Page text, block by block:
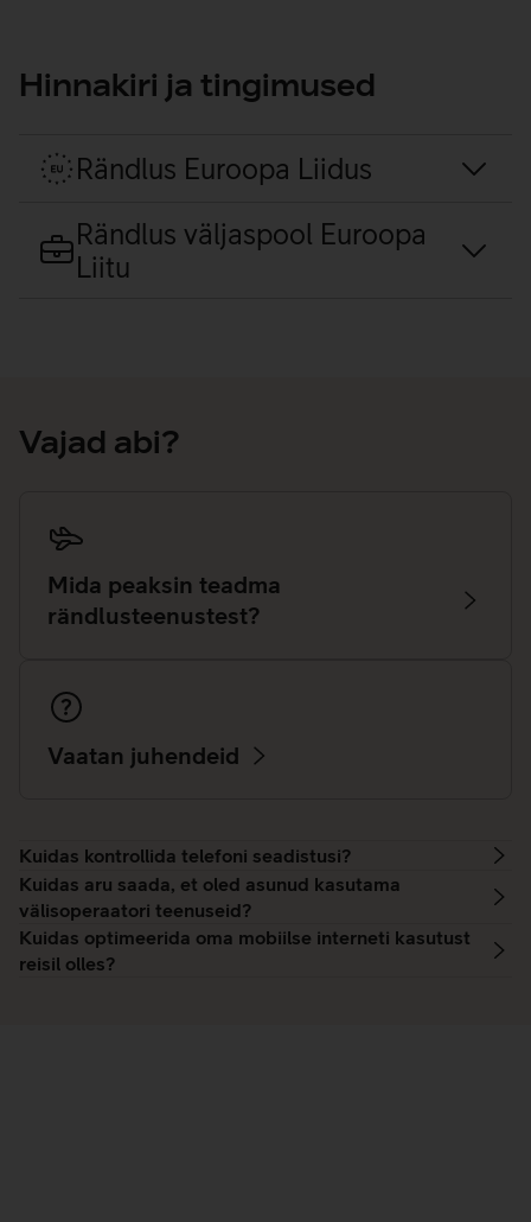
Hinnakiri ja tingimused
Rändlus Euroopa Liidus
Rändlus väljaspool Euroopa
Liitu
Vajad abi?
Mida peaksin teadma
rändlusteenustest?
Vaatan juhendeid
Kuidas kontrollida telefoni seadistusi?
Kuidas aru saada, et oled asunud kasutama
välisoperaatori teenuseid?
Kuidas optimeerida oma mobiilse interneti kasutust
reisil olles?